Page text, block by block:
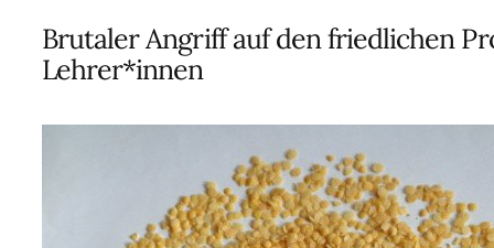
Brutaler Angriff auf den friedlichen
Lehrer*innen